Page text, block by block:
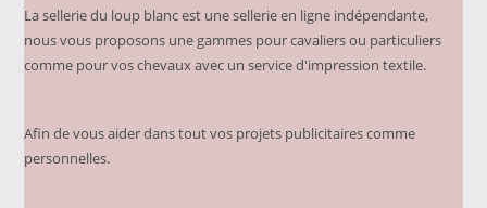
page
du
choisies
sur
la
La sellerie du loup blanc est une sellerie en ligne indépendante,
nous vous proposons une gammes pour cavaliers ou particuliers
comme pour vos chevaux avec un service d'impression textile.
Afin de vous aider dans tout vos projets publicitaires comme
personnelles.